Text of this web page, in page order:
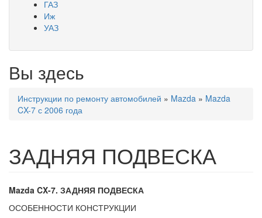
ГАЗ
Иж
УАЗ
Вы здесь
Инструкции по ремонту автомобилей » Mazda » Mazda
CX-7 с 2006 года
ЗАДНЯЯ ПОДВЕСКА
Mazda CX-7. ЗАДНЯЯ ПОДВЕСКА
ОСОБЕННОСТИ КОНСТРУКЦИИ